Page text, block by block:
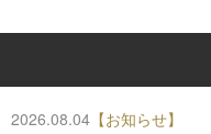
2026.08.04 【お知らせ】